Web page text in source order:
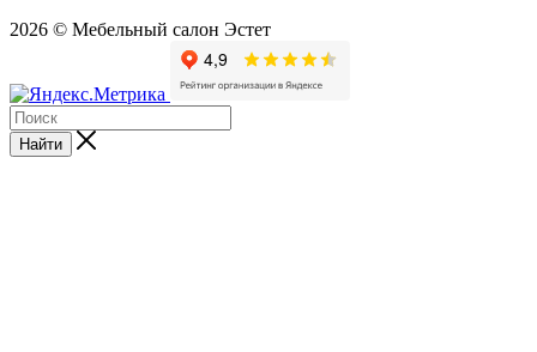
2026 © Мебельный салон Эстет
Найти